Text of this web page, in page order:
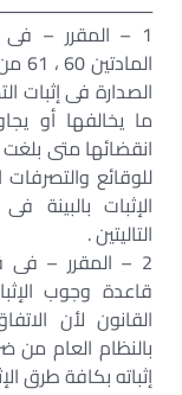
1 – المقرر –
الصدارة فى إثبات
ما يخالفها أو
انقضائها متى بلغت
للوقائع والتصرفات
الإثبات بالبينة
التاليتين .
2 – المقرر –
قاعدة وجوب
القانون لأن
بالنظام العام
إثباته بكافة طرق